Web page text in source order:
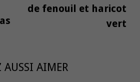
de fenouil et haricot
vert
AUSSI AIMER